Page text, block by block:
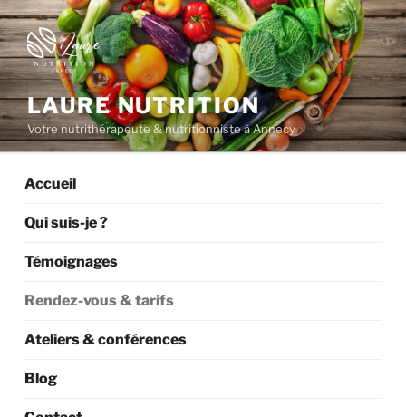
Aller
au
contenu
principal
LAURE NUTRITION
Votre nutrithérapeute & nutritionniste à Annecy
Accueil
Qui suis-je ?
Témoignages
Rendez-vous & tarifs
Ateliers & conférences
Blog